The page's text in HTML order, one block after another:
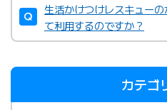
生活かけつけレスキュー
て利用するのですか？
カテゴ